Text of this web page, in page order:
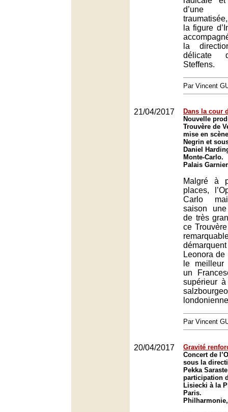
d’une
la figure
la
délicate
Steffens.
Par Vincent
21/04/2017
Dans la cour
Nouvelle
Trouvère de
mise en
Negrin et
Daniel
Monte-Carlo.
Palais
Malgré à
places,
Carlo
saison une
de très
ce
Leonora de
le meilleur
un
supérieur
Par Vincent
20/04/2017
Gravité
Concert de
sous la
Pekka
participation
Lisiecki à la
Paris.